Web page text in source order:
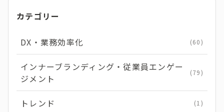
カテゴリー
DX・業務効率化 (60)
インナーブランディング・従業員エンゲー
ジメント
(79)
トレンド (1)